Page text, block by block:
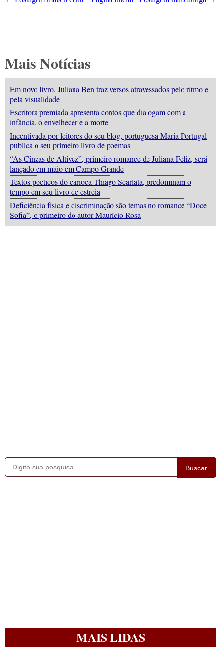
Mais Notícias
Em novo livro, Juliana Ben traz versos atravessados pelo ritmo e
pela visualidade
Escritora premiada apresenta contos que dialogam com a
infância, o envelhecer e a morte
Incentivada por leitores do seu blog, portuguesa Maria Portugal
publica o seu primeiro livro de poemas
“As Cinzas de Altivez”, primeiro romance de Juliana Feliz, será
lançado em maio em Campo Grande
Textos poéticos do carioca Thiago Scarlata, predominam o
tempo em seu livro de estreia
Deficiência física e discriminação são temas no romance “Doce
Sofia”, o primeiro do autor Maurício Rosa
Buscar
MAIS LIDAS